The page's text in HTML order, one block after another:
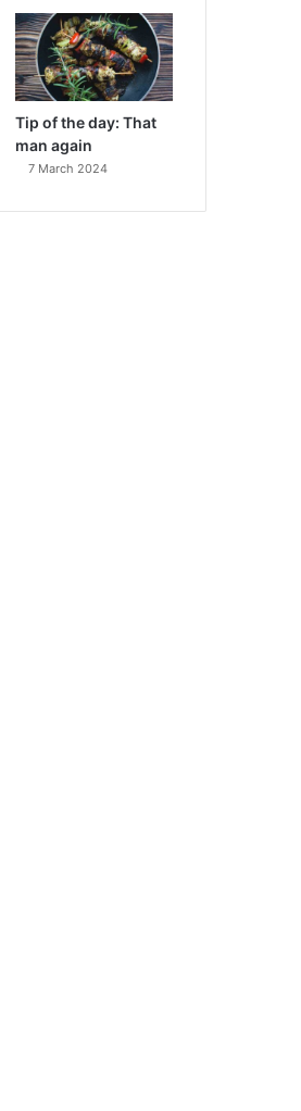
Tip of the day: That
man again
7 March 2024